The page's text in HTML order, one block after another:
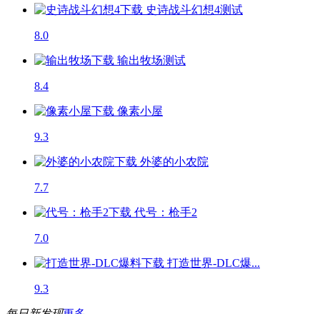
史诗战斗幻想4测试
8.0
输出牧场测试
8.4
像素小屋
9.3
外婆的小农院
7.7
代号：枪手2
7.0
打造世界-DLC爆...
9.3